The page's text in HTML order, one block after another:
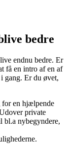
bedre
endnu bedre. Er
få en intro af en af
gang. Er du øvet,
for en hjælpende
private
nybegyndere,